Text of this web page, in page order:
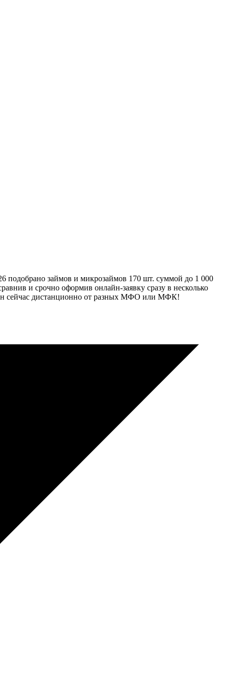
займов и микрозаймов 170 шт. суммой до 1 000
и срочно оформив онлайн-заявку сразу в несколько
сейчас дистанционно от разных МФО или МФК!